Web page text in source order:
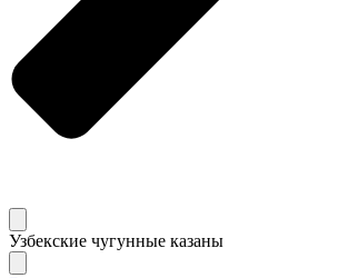
Узбекские чугунные казаны